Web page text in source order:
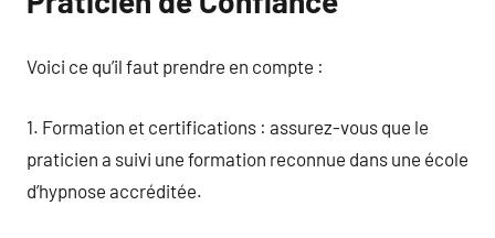
Voici ce qu’il faut prendre en compte :
1. Formation et certifications : assurez-vous que le
praticien a suivi une formation reconnue dans une école
d’hypnose accréditée.